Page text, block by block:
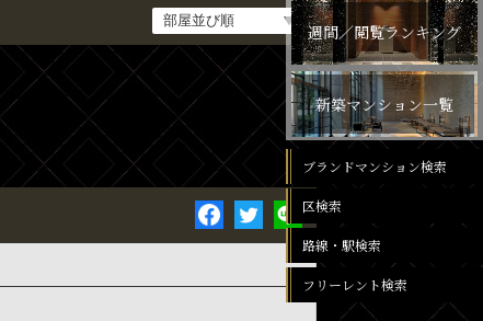
週間／閲覧ランキング
新築マンション一覧
ブランドマンション検索
区検索
路線・駅検索
フリーレント検索